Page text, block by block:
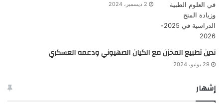
2 ديسمبر، 2024
ندين تطبيع المخزن مع الكيان الصهيوني ودعمه العسكري
29 يونيو، 2024
إشهار